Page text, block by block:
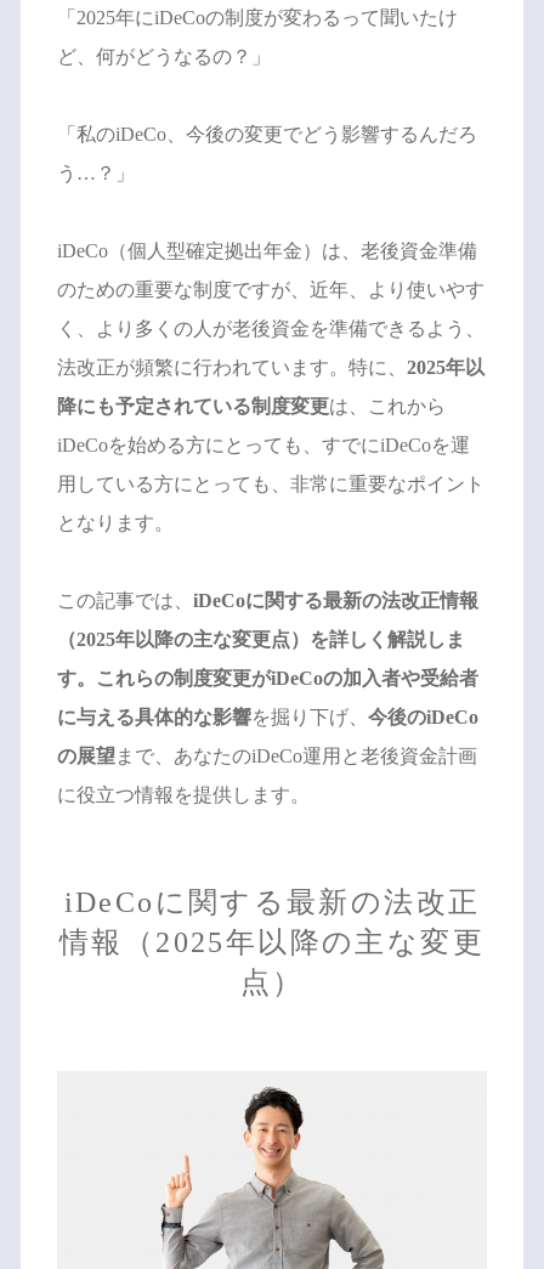
「2025年にiDeCoの制度が変わるって聞いたけ
ど、何がどうなるの？」
「私のiDeCo、今後の変更でどう影響するんだろ
う…？」
iDeCo（個人型確定拠出年金）は、老後資金準備
のための重要な制度ですが、近年、より使いやす
く、より多くの人が老後資金を準備できるよう、
法改正が頻繁に行われています。特に、 2025年以
降にも予定されている制度変更は、これから
iDeCoを始める方にとっても、すでにiDeCoを運
用している方にとっても、非常に重要なポイント
となります。
この記事では、 iDeCoに関する最新の法改正情報
（2025年以降の主な変更点）を詳しく解説しま
す。これらの制度変更がiDeCoの加入者や受給者
に与える具体的な影響を掘り下げ、 今後のiDeCo
の展望まで、あなたのiDeCo運用と老後資金計画
に役立つ情報を提供します。
iDeCoに関する最新の法改正
情報（2025年以降の主な変更
点）